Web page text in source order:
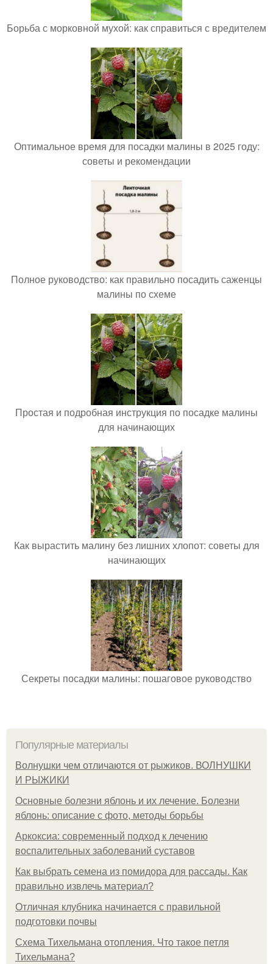
Борьба с морковной мухой: как справиться с вредителем
Оптимальное время для посадки малины в 2025 году:
советы и рекомендации
Полное руководство: как правильно посадить саженцы
малины по схеме
Простая и подробная инструкция по посадке малины
для начинающих
Как вырастить малину без лишних хлопот: советы для
начинающих
Секреты посадки малины: пошаговое руководство
Популярные материалы
Волнушки чем отличаются от рыжиков. ВОЛНУШКИ
И РЫЖИКИ
Основные болезни яблонь и их лечение. Болезни
яблонь: описание с фото, методы борьбы
Аркоксиа: современный подход к лечению
воспалительных заболеваний суставов
Как выбрать семена из помидора для рассады. Как
правильно извлечь материал?
Отличная клубника начинается с правильной
подготовки почвы
Схема Тихельмана отопления. Что такое петля
Тихельмана?